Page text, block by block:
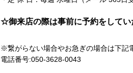
☆御来店の際は事前に予約をして
※繋がらない場合やお急ぎの場合は下記
電話番号:050-3628-0043